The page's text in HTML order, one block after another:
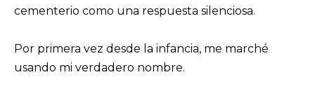
cementerio como una respuesta silenciosa.
Por primera vez desde la infancia, me marché
usando mi verdadero nombre.